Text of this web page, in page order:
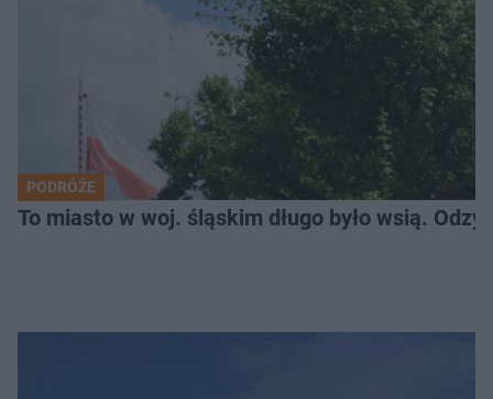
PODRÓŻE
To miasto w woj. śląskim długo było wsią.